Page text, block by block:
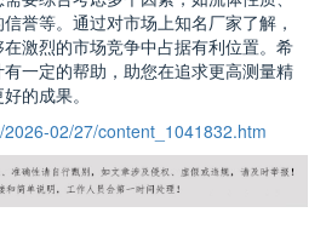
誉等。通过对市场上知名厂家了解，
激烈的市场竞争中占据有利位置。希
一定的帮助，助您在追求更高测量精
的成果。
02/27/content_1041832.htm